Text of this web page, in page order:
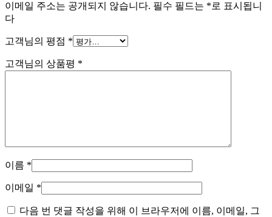
이메일 주소는 공개되지 않습니다. 필수 필드는 *로 표시됩니
다
고객님의 평점 *
고객님의 상품평 *
이름 *
이메일 *
다음 번 댓글 작성을 위해 이 브라우저에 이름, 이메일, 그